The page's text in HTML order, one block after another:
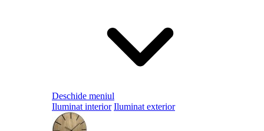
Deschide meniul
Iluminat interior Iluminat exterior